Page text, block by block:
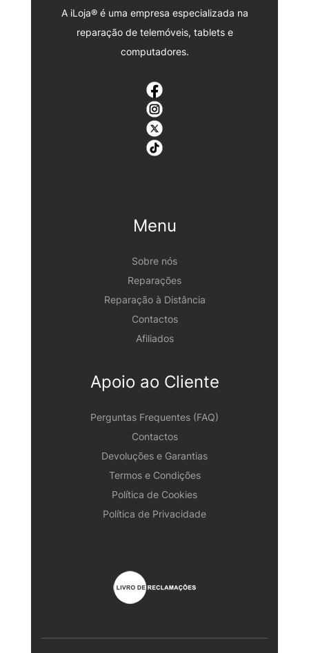
A iLoja® é uma empresa especializada na
reparação de telemóveis, tablets e
computadores.
Menu
Sobre nós
Reparações
Reparação à Distância
Contactos
Afiliados
Apoio ao Cliente
Perguntas Frequentes (FAQ)
Contactos
Devoluções e Garantias
Termos e Condições
Política de Cookies
Política de Privacidade